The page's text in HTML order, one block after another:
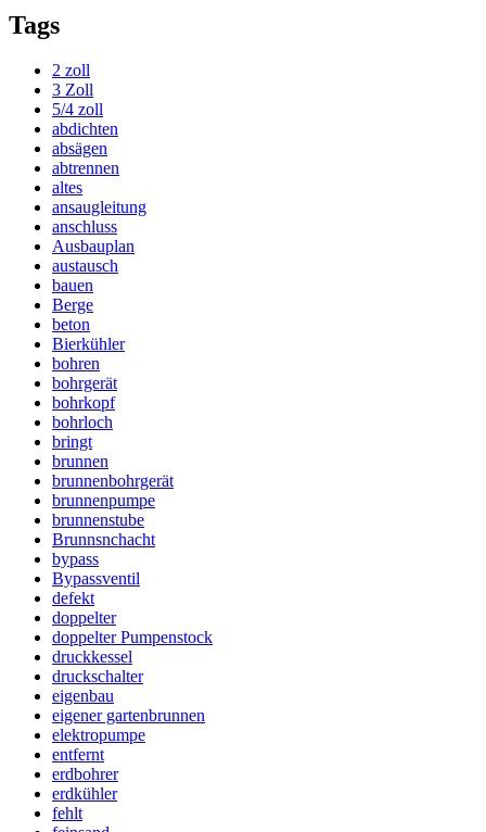
Tags
2 zoll
3 Zoll
5/4 zoll
abdichten
absägen
abtrennen
altes
ansaugleitung
anschluss
Ausbauplan
austausch
bauen
Berge
beton
Bierkühler
bohren
bohrgerät
bohrkopf
bohrloch
bringt
brunnen
brunnenbohrgerät
brunnenpumpe
brunnenstube
Brunnsnchacht
bypass
Bypassventil
defekt
doppelter
doppelter Pumpenstock
druckkessel
druckschalter
eigenbau
eigener gartenbrunnen
elektropumpe
entfernt
erdbohrer
erdkühler
fehlt